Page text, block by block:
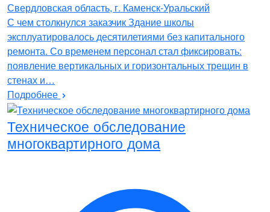
Свердловская область, г. Каменск-Уральский
С чем столкнулся заказчик Здание школы
эксплуатировалось десятилетиями без капитального
ремонта. Со временем персонал стал фиксировать:
появление вертикальных и горизонтальных трещин в
стенах и…
Подробнее
Техническое обследование
многоквартирного дома